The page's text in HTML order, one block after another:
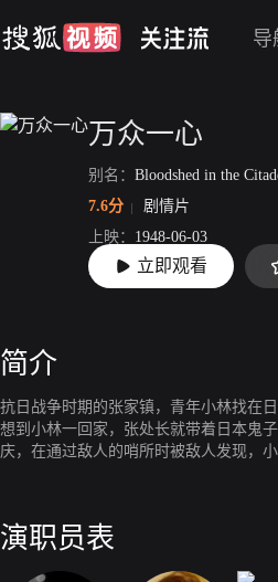
导
万众一心
别名： Bloodshed in the
7.6分
剧情片
上映： 1948-06-03
片长： 77分51秒
立即观看
简介
抗日战争时期的张家镇，青年小林找在
想到小林一回家，张处长就带着日本鬼
庆，在通过敌人的哨所时被敌人发现，
演职员表